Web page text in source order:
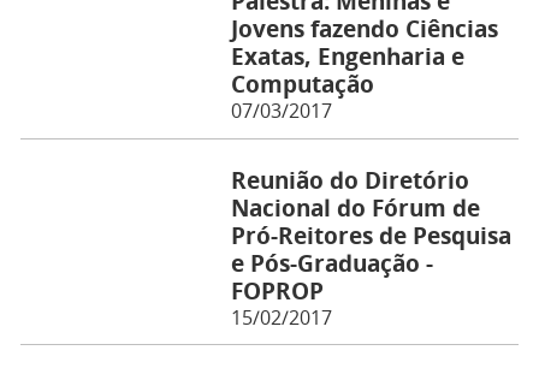
Jovens fazendo Ciências
Exatas, Engenharia e
Computação
07/03/2017
Reunião do Diretório
Nacional do Fórum de
Pró-Reitores de Pesquisa
e Pós-Graduação -
FOPROP
15/02/2017